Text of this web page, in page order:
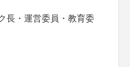
長・運営委員・教育委